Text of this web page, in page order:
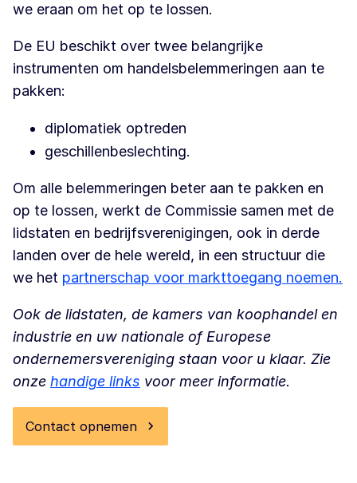
we eraan om het op te lossen.
De EU beschikt over twee belangrijke
instrumenten om handelsbelemmeringen aan te
pakken:
diplomatiek optreden
geschillenbeslechting.
Om alle belemmeringen beter aan te pakken en
op te lossen, werkt de Commissie samen met de
lidstaten en bedrijfsverenigingen, ook in derde
landen over de hele wereld, in een structuur die
we het partnerschap voor markttoegang noemen.
Ook de lidstaten, de kamers van koophandel en
industrie en uw nationale of Europese
ondernemersvereniging staan voor u klaar. Zie
onze handige links voor meer informatie.
Contact opnemen